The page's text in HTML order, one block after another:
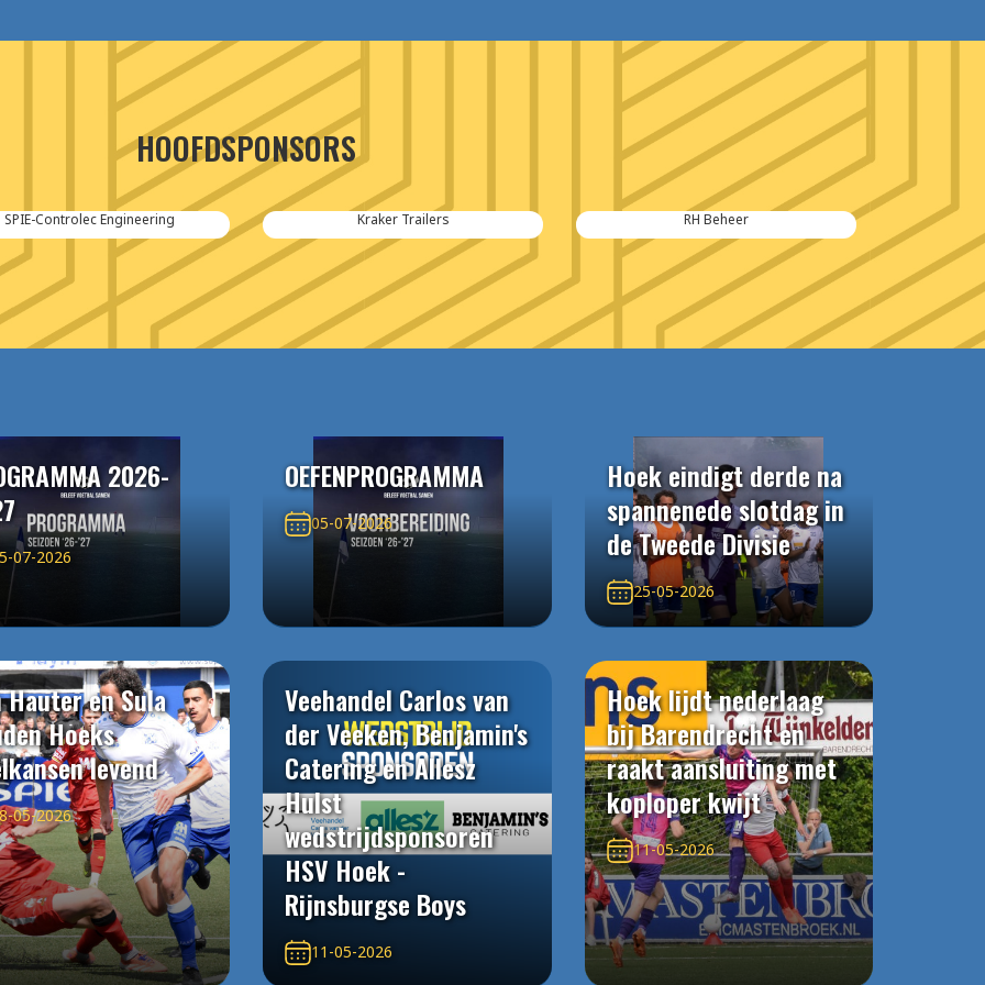
HOOFDSPONSORS
SPIE-Controlec Engineering Kraker Trailers RH Beheer Van
2026-
07-2026
OEFENPROGRAMMA
05-07-2026
Hoek eindigt derde na
spannenede slotdag in
de Tweede Divisie
25-05-2026
Hauter en Sula
Hoeks
levend
05-2026
Veehandel Carlos van
der Veeken, Benjamin's
Catering en Allesz
Hulst
wedstrijdsponsoren
HSV Hoek -
Rijnsburgse Boys
11-05-2026
Hoek lijdt nederlaag
bij Barendrecht en
raakt aansluiting met
koploper kwijt
11-05-2026